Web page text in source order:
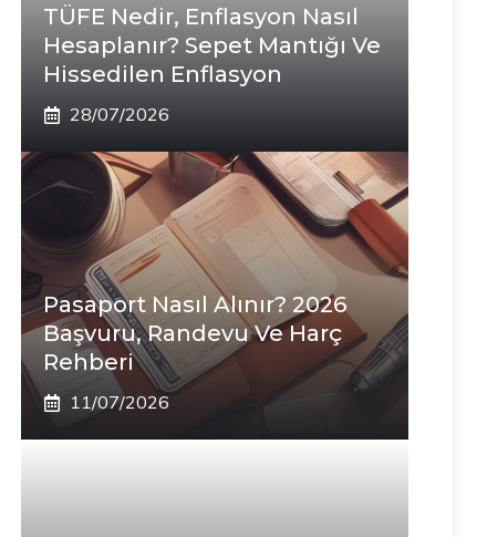
TÜFE Nedir, Enflasyon Nasıl
Hesaplanır? Sepet Mantığı Ve
Hissedilen Enflasyon
28/07/2026
Pasaport Nasıl Alınır? 2026
Başvuru, Randevu Ve Harç
Rehberi
11/07/2026